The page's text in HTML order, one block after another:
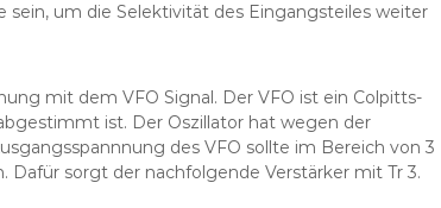
um die Selektivität des Eingangsteiles weiter
mit dem VFO Signal. Der VFO ist ein Colpitts-
ist. Der Oszillator hat wegen der
des VFO sollte im Bereich von 3
Dafür sorgt der nachfolgende Verstärker mit Tr 3.